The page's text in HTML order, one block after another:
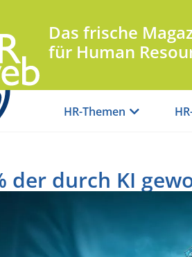
Das frische
für Human
HR-Themen
der durch KI